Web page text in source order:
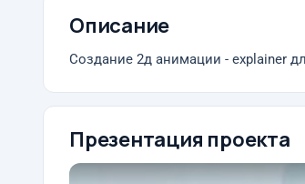
Описание
Создание 2д анимации - explainer
Презентация проекта